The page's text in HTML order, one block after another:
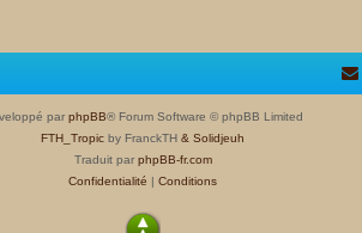
par phpBB® Forum Software © phpBB Limited
FTH_Tropic by FranckTH & Solidjeuh
Traduit par phpBB-fr.com
Confidentialité | Conditions